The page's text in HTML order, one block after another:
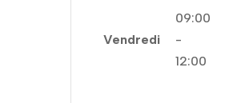
Vendredi
09:00
-
12:00